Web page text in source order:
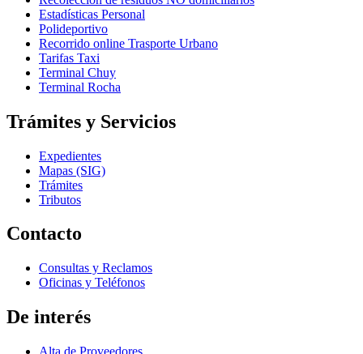
Estadísticas Personal
Polideportivo
Recorrido online Trasporte Urbano
Tarifas Taxi
Terminal Chuy
Terminal Rocha
Trámites y Servicios
Expedientes
Mapas (SIG)
Trámites
Tributos
Contacto
Consultas y Reclamos
Oficinas y Teléfonos
De interés